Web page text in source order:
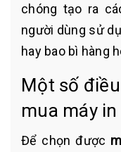
chóng tạo ra
người dùng sử
hay bao bì hàng
Một số
mua máy
Để chọn được